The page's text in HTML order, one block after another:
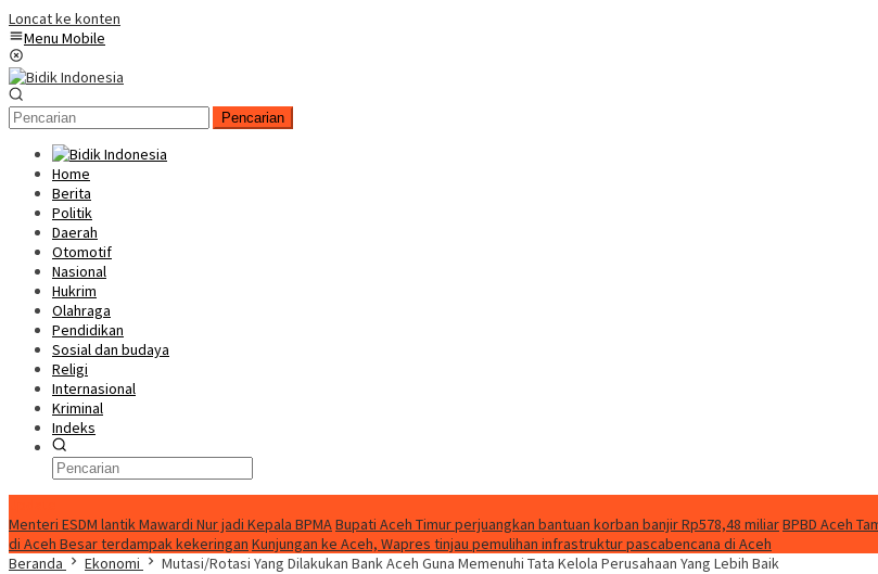
Loncat ke konten
Menu Mobile
Pencarian
Home
Berita
Politik
Daerah
Otomotif
Nasional
Hukrim
Olahraga
Pendidikan
Sosial dan budaya
Religi
Internasional
Kriminal
Indeks
Menteri ESDM lantik Mawardi Nur jadi Kepala BPMABupati Aceh Timur perjuangkan bantuan korban banjir Rp578,48 miliarBPBD Aceh
di Aceh Besar terdampak kekeringan Kunjungan ke Aceh, Wapres tinjau pemulihan infrastruktur pascabencana di Aceh
Beranda
Ekonomi Mutasi/Rotasi Yang Dilakukan Bank Aceh Guna Memenuhi Tata Kelola Perusahaan Yang Lebih Baik